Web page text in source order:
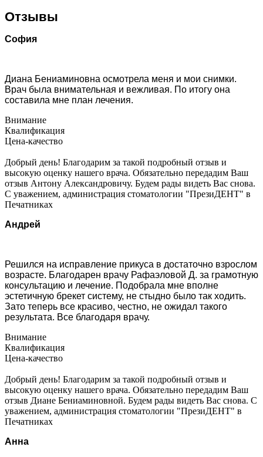
Отзывы
София
Диана Бениаминовна осмотрела меня и мои снимки.
Врач была внимательная и вежливая. По итогу она
составила мне план лечения.
Внимание
Квалификация
Цена-качество
Добрый день! Благодарим за такой подробный отзыв и
высокую оценку нашего врача. Обязательно передадим Ваш
отзыв Антону Александровичу. Будем рады видеть Вас снова.
С уважением, администрация стоматологии "ПрезиДЕНТ" в
Печатниках
Андрей
Решился на исправление прикуса в достаточно взрослом
возрасте. Благодарен врачу Рафаэловой Д. за грамотную
консультацию и лечение. Подобрала мне вполне
эстетичную брекет систему, не стыдно было так ходить.
Зато теперь все красиво, честно, не ожидал такого
результата. Все благодаря врачу.
Внимание
Квалификация
Цена-качество
Добрый день! Благодарим за такой подробный отзыв и
высокую оценку нашего врача. Обязательно передадим Ваш
отзыв Диане Бениаминовной. Будем рады видеть Вас снова. С
уважением, администрация стоматологии "ПрезиДЕНТ" в
Печатниках
Анна